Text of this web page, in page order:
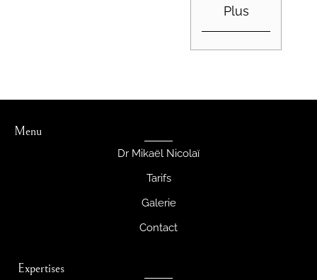
Plus
Expertises
Menu
Dr Mikaël Nicolaï
Tarifs
Galerie
Contact